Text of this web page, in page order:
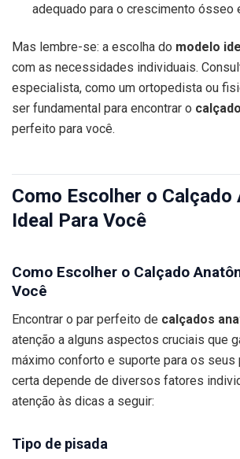
adequado para o crescimento ósseo
Mas lembre-se: a escolha do modelo
com as necessidades individuais.
especialista, como um ortopedista ou
ser fundamental para encontrar o
perfeito para você.
Como Escolher o Calçado
Ideal Para Você
Como Escolher o Calçado
Você
Encontrar o par perfeito de calçados
atenção a alguns aspectos cruciais que
máximo conforto e suporte para os seus
certa depende de diversos fatores
atenção às dicas a seguir:
Tipo de pisada